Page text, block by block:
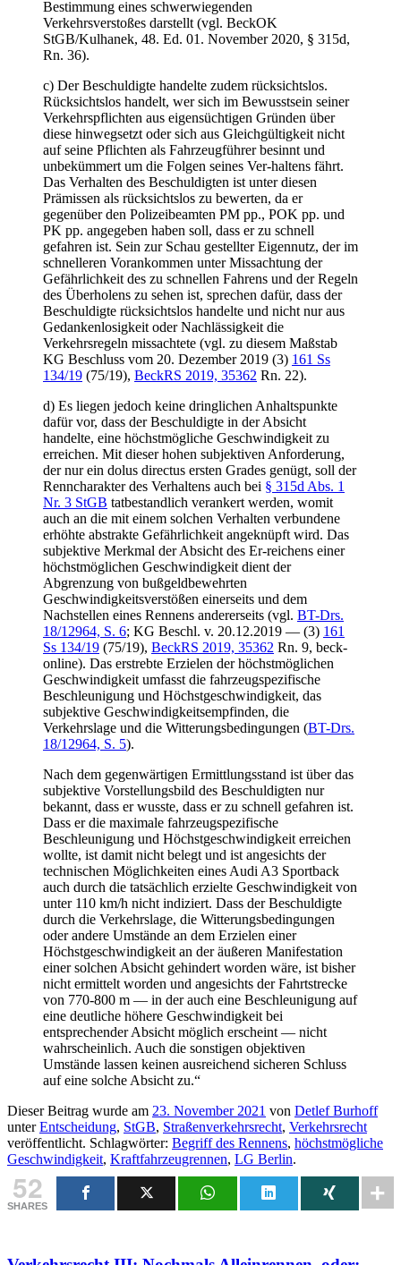
Bestimmung eines schwerwiegenden
Verkehrsverstoßes darstellt (vgl. BeckOK
StGB/Kulhanek, 48. Ed. 01. November 2020, § 315d,
Rn. 36).
c) Der Beschuldigte handelte zudem rücksichtslos.
Rücksichtslos handelt, wer sich im Bewusstsein seiner
Verkehrspflichten aus eigensüchtigen Gründen über
diese hinwegsetzt oder sich aus Gleichgültigkeit nicht
auf seine Pflichten als Fahrzeugführer besinnt und
unbekümmert um die Folgen seines Ver-haltens fährt.
Das Verhalten des Beschuldigten ist unter diesen
Prämissen als rücksichtslos zu bewerten, da er
gegenüber den Polizeibeamten PM pp., POK pp. und
PK pp. angegeben haben soll, dass er zu schnell
gefahren ist. Sein zur Schau gestellter Eigennutz, der im
schnelleren Vorankommen unter Missachtung der
Gefährlichkeit des zu schnellen Fahrens und der Regeln
des Überholens zu sehen ist, sprechen dafür, dass der
Beschuldigte rücksichtslos handelte und nicht nur aus
Gedankenlosigkeit oder Nachlässigkeit die
Verkehrsregeln missachtete (vgl. zu diesem Maßstab
KG Beschluss vom 20. Dezember 2019 (3) 161 Ss
134/19 (75/19), BeckRS 2019, 35362 Rn. 22).
d) Es liegen jedoch keine dringlichen Anhaltspunkte
dafür vor, dass der Beschuldigte in der Absicht
handelte, eine höchstmögliche Geschwindigkeit zu
erreichen. Mit dieser hohen subjektiven Anforderung,
der nur ein dolus directus ersten Grades genügt, soll der
Renncharakter des Verhaltens auch bei § 315d Abs. 1
Nr. 3 StGB tatbestandlich verankert werden, womit
auch an die mit einem solchen Verhalten verbundene
erhöhte abstrakte Gefährlichkeit angeknüpft wird. Das
subjektive Merkmal der Absicht des Er-reichens einer
höchstmöglichen Geschwindigkeit dient der
Abgrenzung von bußgeldbewehrten
Geschwindigkeitsverstößen einerseits und dem
Nachstellen eines Rennens andererseits (vgl. BT-Drs.
18/12964, S. 6; KG Beschl. v. 20.12.2019 — (3) 161
Ss 134/19 (75/19), BeckRS 2019, 35362 Rn. 9, beck-
online). Das erstrebte Erzielen der höchstmöglichen
Geschwindigkeit umfasst die fahrzeugspezifische
Beschleunigung und Höchstgeschwindigkeit, das
subjektive Geschwindigkeitsempfinden, die
Verkehrslage und die Witterungsbedingungen (BT-Drs.
18/12964, S. 5).
Nach dem gegenwärtigen Ermittlungsstand ist über das
subjektive Vorstellungsbild des Beschuldigten nur
bekannt, dass er wusste, dass er zu schnell gefahren ist.
Dass er die maximale fahrzeugspezifische
Beschleunigung und Höchstgeschwindigkeit erreichen
wollte, ist damit nicht belegt und ist angesichts der
technischen Möglichkeiten eines Audi A3 Sportback
auch durch die tatsächlich erzielte Geschwindigkeit von
unter 110 km/h nicht indiziert. Dass der Beschuldigte
durch die Verkehrslage, die Witterungsbedingungen
oder andere Umstände an dem Erzielen einer
Höchstgeschwindigkeit an der äußeren Manifestation
einer solchen Absicht gehindert worden wäre, ist bisher
nicht ermittelt worden und angesichts der Fahrtstrecke
von 770-800 m — in der auch eine Beschleunigung auf
eine deutliche höhere Geschwindigkeit bei
entsprechender Absicht möglich erscheint — nicht
wahrscheinlich. Auch die sonstigen objektiven
Umstände lassen keinen ausreichend sicheren Schluss
auf eine solche Absicht zu.“
Dieser Beitrag wurde am 23. November 2021 von Detlef Burhoff
unterEntscheidung, StGB, Straßenverkehrsrecht, Verkehrsrecht
veröffentlicht. Schlagwörter: Begriff des Rennens, höchstmögliche
Geschwindigkeit, Kraftfahrzeugrennen, LG Berlin.
52
SHARES